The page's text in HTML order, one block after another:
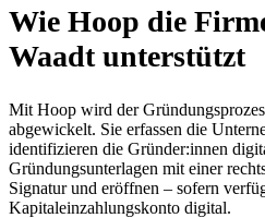
Wie Hoop die
Waadtunterstützt
Mit Hoop wird der
abgewickelt. Sie erfassen die
identifizieren die Gründer:innen
Gründungsunterlagen mit einer
Signatur und eröffnen – sofern
Kapitaleinzahlungskonto digital.